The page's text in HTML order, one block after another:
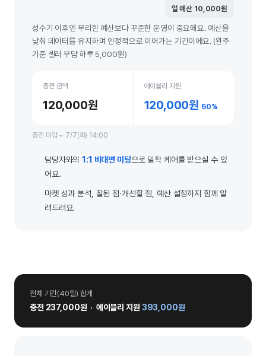
일 예산 10,000원
성수기 이후엔 무리한 예산보다 꾸준한 운영이 중요해요. 예산을
낮춰 데이터를 유지하며 안정적으로 이어가는 기간이에요. (완주
기준 셀러 부담 하루 5,000원)
충전 금액
120,000원
에이블리 지원
120,000원 50%
충전 마감 ~ 7/7(화) 14:00
담당자와의1:1 비대면 미팅으로 밀착 케어를 받으실 수 있
어요.
마켓 성과 분석, 잘된 점·개선할 점, 예산 설정까지 함께 알
려드려요.
전체 기간(40일) 합계
충전 237,000원 · 에이블리 지원 393,000원